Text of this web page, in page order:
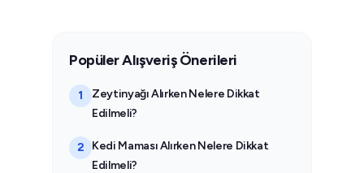
Popüler Alışveriş Önerileri
1
Zeytinyağı Alırken Nelere Dikkat
Edilmeli?
2
Kedi Maması Alırken Nelere Dikkat
Edilmeli?